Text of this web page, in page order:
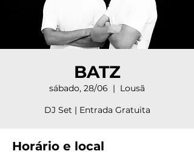
BATZ
sábado, 28/06
  |
Lousã
DJ Set | Entrada Gratuita
Horário e local